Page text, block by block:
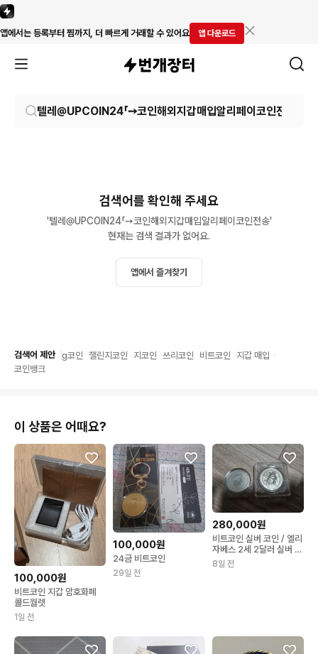
앱에서는 등록부터 찜까지, 더 빠르게 거래할 수 있어요 앱 다운로드
검색어를 확인해 주세요
'텔레@UPCOIN24「➙코인해외지갑매입알리페이코인전송'
현재는 검색 결과가 없어요.
앱에서 즐겨찾기
검색어 제안 g코인 챌린지코인 지코인 쓰리코인 비트코인
지갑 매입
코인뱅크
이 상품은 어때요?
100,000원
비트코인 지갑 암호화폐
콜드월렛
1일 전
100,000원
24금 비트코인
29일 전
280,000원
비트코인 실버 코인 / 엘리
자베스 2세 2달러 실버 코
인2온즈
8일 전